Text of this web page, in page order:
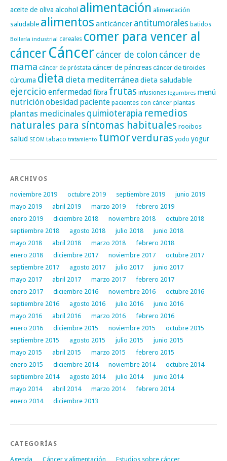
aceite de oliva alcohol alimentación alimentación
saludable alimentos anticáncer antitumorales batidos
Bollería industrial cereales comer para vencer al
cáncerCáncer cáncer de colon cáncer de
mama cáncer de próstata cáncer de páncreascáncer de tiroides
cúrcuma dieta dieta mediterránea dieta saludable
ejercicio enfermedadfibra frutas infusiones legumbres menú
nutriciónobesidad paciente pacientes con cáncer plantas
plantas medicinales quimioterapia remedios
naturales para síntomas habituales rooibos
salud SEOM tabaco tratamiento tumorverduras yodo yogur
ARCHIVOS
noviembre 2019 octubre 2019 septiembre 2019
junio 2019
mayo 2019
abril 2019 marzo 2019
febrero 2019
enero 2019
diciembre 2018 noviembre 2018
octubre 2018
septiembre 2018
agosto 2018 julio 2018
junio 2018
mayo 2018
abril 2018 marzo 2018
febrero 2018
enero 2018
diciembre 2017 noviembre 2017
octubre 2017
septiembre 2017
agosto 2017 julio 2017
junio 2017
mayo 2017
abril 2017 marzo 2017
febrero 2017
enero 2017
diciembre 2016 noviembre 2016
octubre 2016
septiembre 2016
agosto 2016 julio 2016
junio 2016
mayo 2016
abril 2016 marzo 2016
febrero 2016
enero 2016
diciembre 2015 noviembre 2015
octubre 2015
septiembre 2015
agosto 2015 julio 2015
junio 2015
mayo 2015
abril 2015 marzo 2015
febrero 2015
enero 2015
diciembre 2014 noviembre 2014
octubre 2014
septiembre 2014
agosto 2014 julio 2014
junio 2014
mayo 2014
abril 2014 marzo 2014
febrero 2014
enero 2014
diciembre 2013
CATEGORÍAS
Agenda Cáncer y alimentación Estudios sobre cáncer